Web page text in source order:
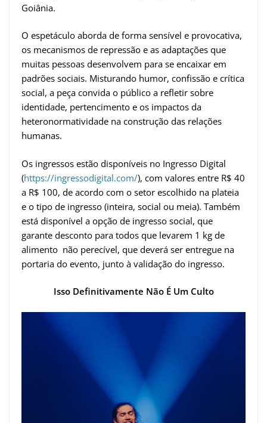
Goiânia.
O espetáculo aborda de forma sensível e provocativa,
os mecanismos de repressão e as adaptações que
muitas pessoas desenvolvem para se encaixar em
padrões sociais. Misturando humor, confissão e crítica
social, a peça convida o público a refletir sobre
identidade, pertencimento e os impactos da
heteronormatividade na construção das relações
humanas.
Os ingressos estão disponíveis no Ingresso Digital
(https://ingressodigital.com/), com valores entre R$ 40
a R$ 100, de acordo com o setor escolhido na plateia
e o tipo de ingresso (inteira, social ou meia). Também
está disponível a opção de ingresso social, que
garante desconto para todos que levarem 1 kg de
alimento não perecível, que deverá ser entregue na
portaria do evento, junto à validação do ingresso.
Isso Definitivamente Não É Um Culto